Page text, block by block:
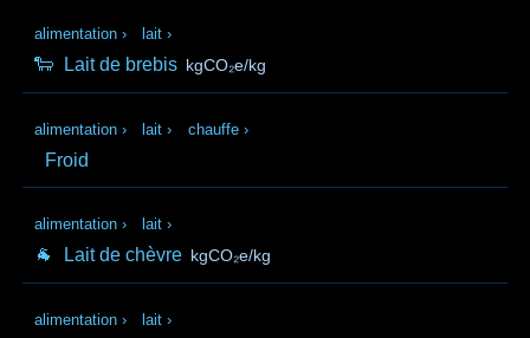
alimentation › lait ›
🐑 Lait de brebis kgCO₂e/kg
alimentation › lait › chauffe ›
Froid
alimentation › lait ›
🐐 Lait de chèvre kgCO₂e/kg
alimentation › lait ›